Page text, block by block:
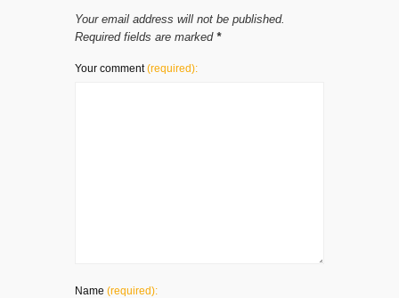
Your email address will not be published.
Required fields are marked *
Your comment(required):
Name (required):